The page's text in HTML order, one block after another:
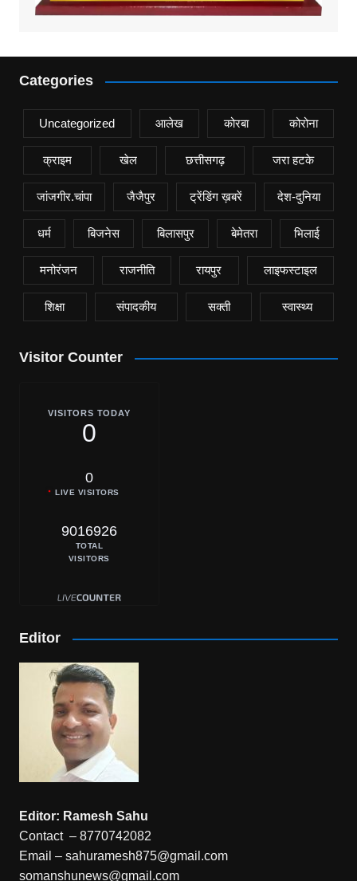
Categories
Uncategorized आलेख कोरबा कोरोना
क्राइम खेल छत्तीसगढ़ जरा हटके
जांजगीर.चांपा जैजैपुर ट्रेंडिंग ख़बरें देश-दुनिया
धर्म बिजनेस बिलासपुर बेमेतरा भिलाई
मनोरंजन राजनीति रायपुर लाइफस्टाइल
शिक्षा संपादकीय सक्ती स्वास्थ्य
Visitor Counter
VISITORS TODAY
0
0
LIVE VISITORS
9016926
TOTAL
VISITORS
Editor
Editor: Ramesh Sahu
Contact – 8770742082
Email – sahuramesh875@gmail.com
somanshunews@gmail.com